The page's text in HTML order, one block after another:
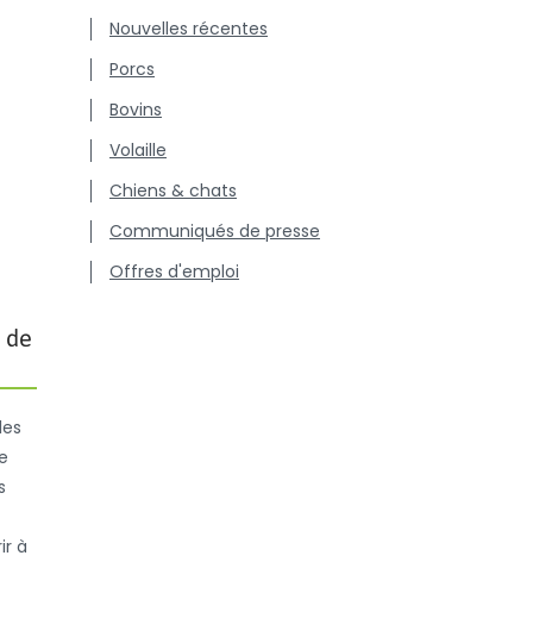
de
à
Nouvelles récentes
Porcs
Bovins
Volaille
Chiens & chats
Communiqués de presse
Offres d'emploi